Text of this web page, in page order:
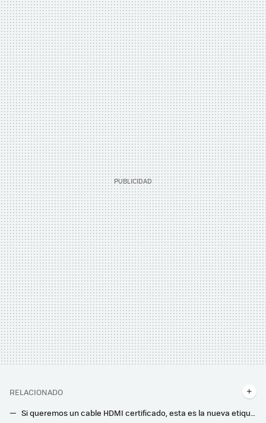
RELACIONADO
Si queremos un cable HDMI certificado, esta es la nueva etiqueta que tendremos que buscar en tiendas